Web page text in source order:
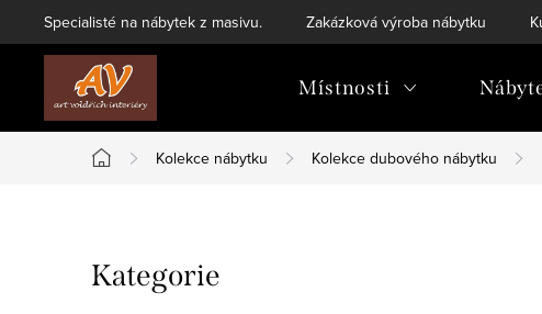
na
Specialisté na nábytek z masivu. Zakázková výroba nábytku
Místnosti
Domů
Kolekce nábytku Kolekce dubového nábytku
o
Přeskočit
kategorie
Kategorie